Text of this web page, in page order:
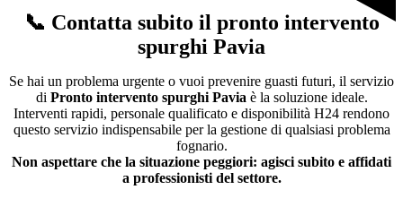
📞 Contatta subito il pronto intervento
spurghi Pavia
Se hai un problema urgente o vuoi prevenire guasti futuri, il servizio
di Pronto intervento spurghi Pavia è la soluzione ideale.
Interventi rapidi, personale qualificato e disponibilità H24 rendono
questo servizio indispensabile per la gestione di qualsiasi problema
fognario.
Non aspettare che la situazione peggiori: agisci subito e affidati
a professionisti del settore.